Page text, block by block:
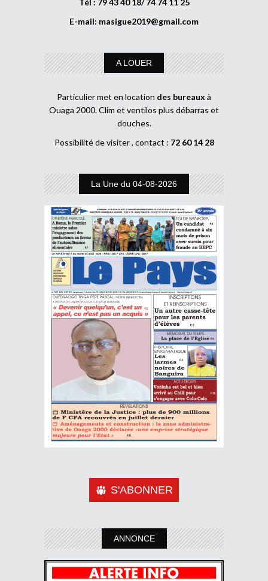
E-mail: masigue2019@gmail.com
A LOUER
Particulier met en location des bureaux à
Ouaga 2000. Clim et ventilos plus débarras et
douches.
Possibilité de visiter , contact : 72 60 14 28
La Une du 04-08-2026
S'ABONNER
ANNONCE